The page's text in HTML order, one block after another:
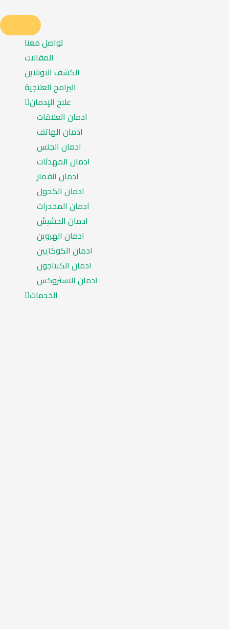
تواصل معنا
المقالات
الكشف الاونلاين
البرامج العلاجية
علاج الإدمان
ادمان العلاقات
ادمان الهاتف
ادمان الجنس
ادمان المهدئات
ادمان القمار
ادمان الكحول
ادمان المخدرات
ادمان الحشيش
ادمان الهروين
ادمان الكوكايين
ادمان الكبتاجون
ادمان الاستروكس
الخدمات